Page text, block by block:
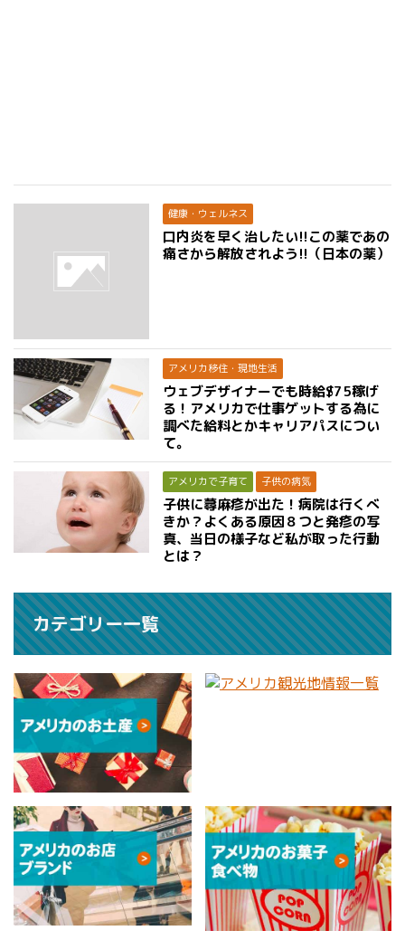
健康・ウェルネス
口内炎を早く治したい!!この薬であの
痛さから解放されよう!!（日本の薬）
アメリカ移住・現地生活
ウェブデザイナーでも時給$75稼げ
る！アメリカで仕事ゲットする為に
調べた給料とかキャリアパスについ
て。
アメリカで子育て 子供の病気
子供に蕁麻疹が出た！病院は行くべ
きか？よくある原因８つと発疹の写
真、当日の様子など私が取った行動
とは？
カテゴリー一覧